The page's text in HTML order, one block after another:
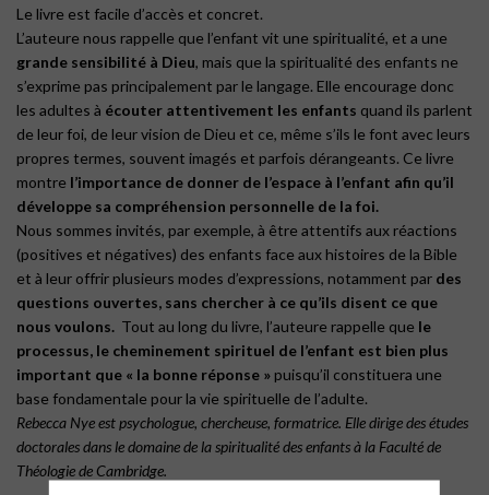
Le livre est facile d’accès et concret.
L’auteure nous rappelle que l’enfant vit une spiritualité, et a une
grande sensibilité à Dieu, mais que la spiritualité des enfants ne
s’exprime pas principalement par le langage. Elle encourage donc
les adultes à écouter attentivement les enfants quand ils parlent
de leur foi, de leur vision de Dieu et ce, même s’ils le font avec leurs
propres termes, souvent imagés et parfois dérangeants. Ce livre
montre l’importance de donner de l’espace à l’enfant afin qu’il
développe sa compréhension personnelle de la foi.
Nous sommes invités, par exemple, à être attentifs aux réactions
(positives et négatives) des enfants face aux histoires de la Bible
et à leur offrir plusieurs modes d’expressions, notamment par des
questions ouvertes, sans chercher à ce qu’ils disent ce que
nous voulons. Tout au long du livre, l’auteure rappelle que le
processus, le cheminement spirituel de l’enfant est bien plus
important que « la bonne réponse » puisqu’il constituera une
base fondamentale pour la vie spirituelle de l’adulte.
Rebecca Nye est psychologue, chercheuse, formatrice. Elle dirige des études
doctorales dans le domaine de la spiritualité des enfants à la Faculté de
Théologie de Cambridge.